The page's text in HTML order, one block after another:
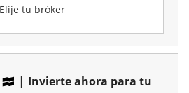
Elije tu bróker
| Invierte ahora para tu